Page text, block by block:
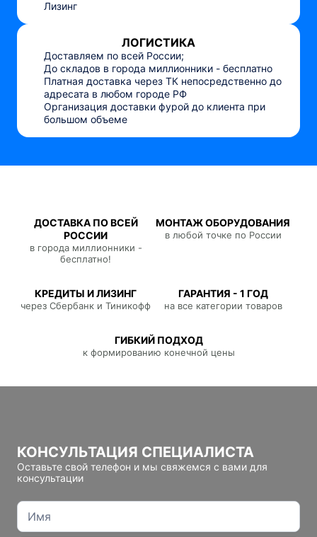
Лизинг
ЛОГИСТИКА
Доставляем по всей России;
До складов в города миллионники - бесплатно
Платная доставка через ТК непосредственно до
адресата в любом городе РФ
Организация доставки фурой до клиента при
большом объеме
ДОСТАВКА ПО ВСЕЙ
РОССИИ
в города миллионники -
бесплатно!
МОНТАЖ ОБОРУДОВАНИЯ
в любой точке по России
КРЕДИТЫ И ЛИЗИНГ
через Сбербанк и Тиникофф
ГАРАНТИЯ - 1 ГОД
на все категории товаров
ГИБКИЙ ПОДХОД
к формированию конечной цены
КОНСУЛЬТАЦИЯ СПЕЦИАЛИСТА
Оставьте свой телефон и мы свяжемся с вами для
консультации